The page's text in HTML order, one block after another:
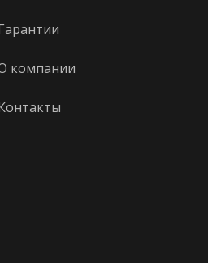
компании